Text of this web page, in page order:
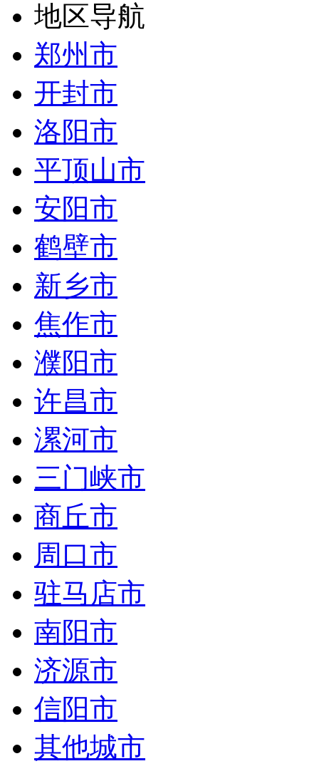
地区导航
郑州市
开封市
洛阳市
平顶山市
安阳市
鹤壁市
新乡市
焦作市
濮阳市
许昌市
漯河市
三门峡市
商丘市
周口市
驻马店市
南阳市
济源市
信阳市
其他城市